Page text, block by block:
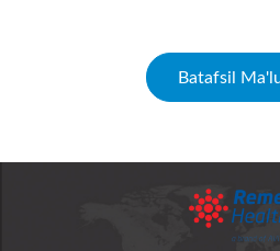
Batafsil